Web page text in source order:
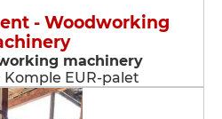
- Woodworking
machinery
EUR-palet